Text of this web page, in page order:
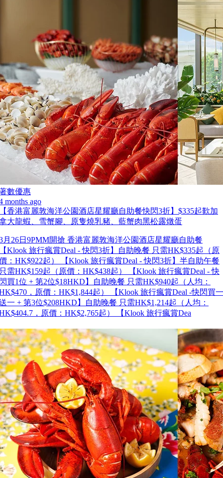
數優惠
months ago
香港富麗敦海洋公園酒店星耀廳自助餐快閃3折】$335起歎加
大龍蝦、雪蟹腳、原隻燒乳豬、藍蟹肉黑松露燉蛋
月26日9PMM開搶 香港富麗敦海洋公園酒店星耀廳自助餐
Klook 旅行瘋賞Deal - 快閃3折】自助晚餐 只需HK$335起（原
：HK$922起） 【Klook 旅行瘋賞Deal - 快閃3折】半自助午餐
需HK$159起（原價：HK$438起） 【Klook 旅行瘋賞Deal - 快
買1位 + 第2位$18HKD】自助晚餐 只需HK$940起（人均：
，原價：HK$1,844起） 【Klook 旅行瘋賞Deal -快閃買一
一 + 第3位$208HKD】自助晚餐 只需HK$1,214起（人均：
，原價：HK$2,765起） 【Klook 旅行瘋賞Dea